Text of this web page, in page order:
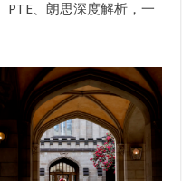
PTE、朗思深度解析，一